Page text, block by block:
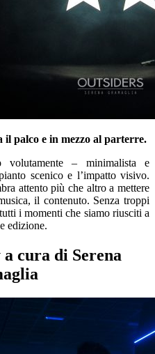
il palco e in mezzo al parterre.
– minimalista e
scenico e l’impatto visivo.
attento più che altro a mettere
il contenuto. Senza troppi
i momenti che siamo riusciti a
edizione.
cura di Serena